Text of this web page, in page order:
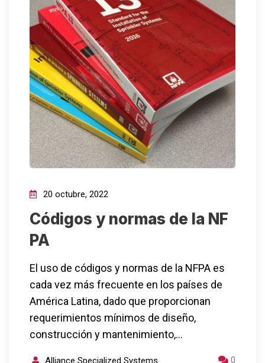
20 octubre, 2022
Códigos y normas de la NF
PA
El uso de códigos y normas de la NFPA es
cada vez más frecuente en los países de
América Latina, dado que proporcionan
requerimientos mínimos de diseño,
construcción y mantenimiento,…
Alliance Specialized Systems 0